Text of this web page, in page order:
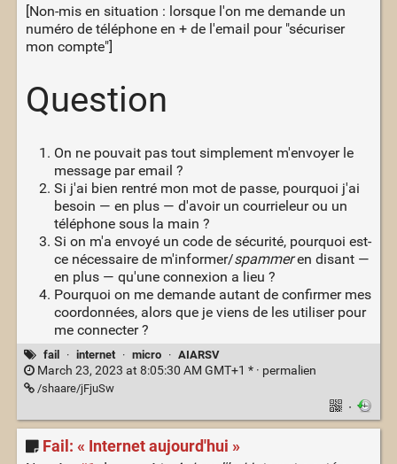
[Non-mis en situation : lorsque l'on me demande un
numéro de téléphone en + de l'email pour "sécuriser
mon compte"]
Question
On ne pouvait pas tout simplement m'envoyer le
message par email ?
Si j'ai bien rentré mon mot de passe, pourquoi j'ai
besoin — en plus — d'avoir un courrieleur ou un
téléphone sous la main ?
Si on m'a envoyé un code de sécurité, pourquoi est-
ce nécessaire de m'informer/spammeren disant —
en plus — qu'une connexion a lieu ?
Pourquoi on me demande autant de confirmer mes
coordonnées, alors que je viens de les utiliser pour
me connecter ?
fail · internet · micro · AIARSV
March 23, 2023 at 8:05:30 AM GMT+1 * · permalien
/shaare/jFjuSw
·
Fail: « Internet aujourd'hui »